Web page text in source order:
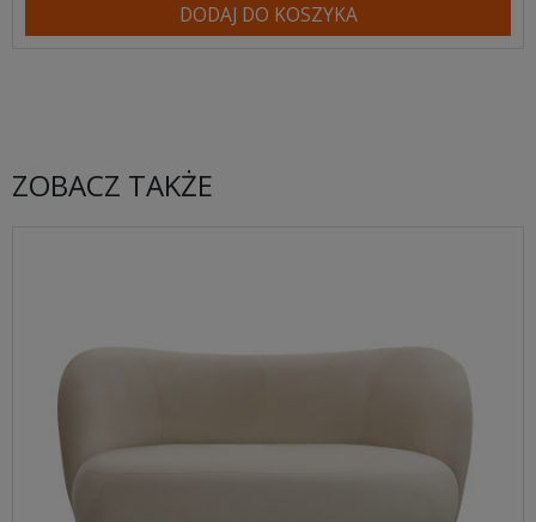
DODAJ DO KOSZYKA
ZOBACZ TAKŻE